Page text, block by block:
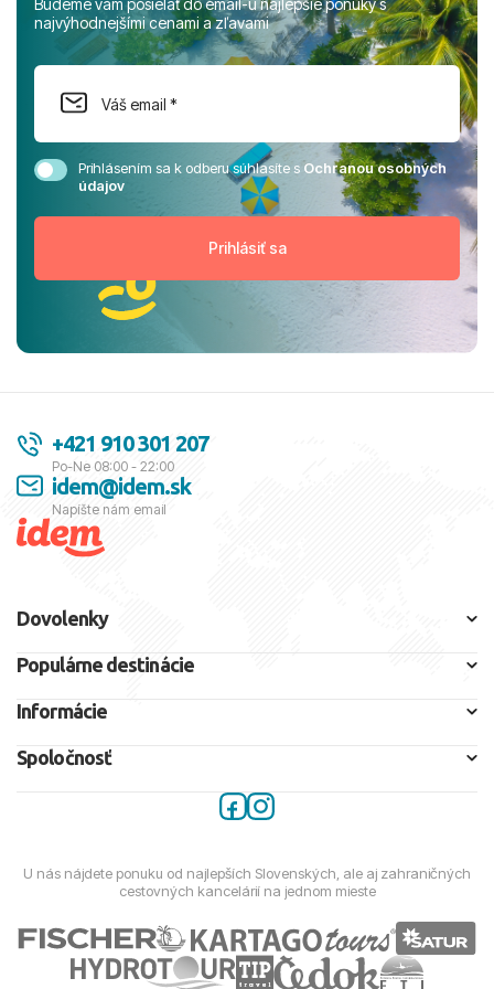
Budeme vám posielať do email-u najlepšie ponuky s
najvýhodnejšími cenami a zľavami
Prihlásením sa k odberu súhlasíte sOchranou osobných
údajov
+421 910 301 207
Po-Ne 08:00 - 22:00
idem@idem.sk
Napíšte nám email
Dovolenky
Populárne destinácie
Informácie
Spoločnosť
U nás nájdete ponuku od najlepších Slovenských, ale aj zahraničných
cestovných kancelárií na jednom mieste